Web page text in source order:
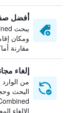
أفضل
ومكان
مقارنة
إلغاء
من
البحث
الإلغاء